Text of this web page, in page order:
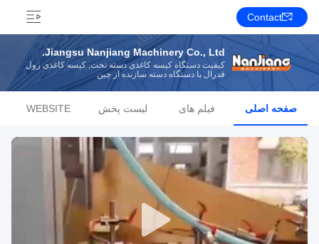
Contact
Jiangsu Nanjiang Machinery Co., Ltd.
کیفیت دستگاه کیسه کاغذی دسته تخت, کیسه کاغذی رول
فدرال با دستگاه دسته سازنده از چین
صفحه اصلی فیلم های لیست پخش WEBSITE